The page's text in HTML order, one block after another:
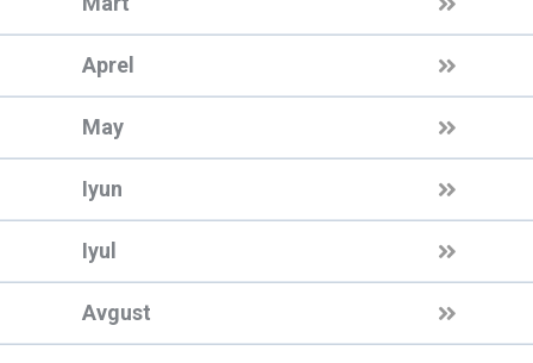
Aprel
May
Iyun
Iyul
Avgust